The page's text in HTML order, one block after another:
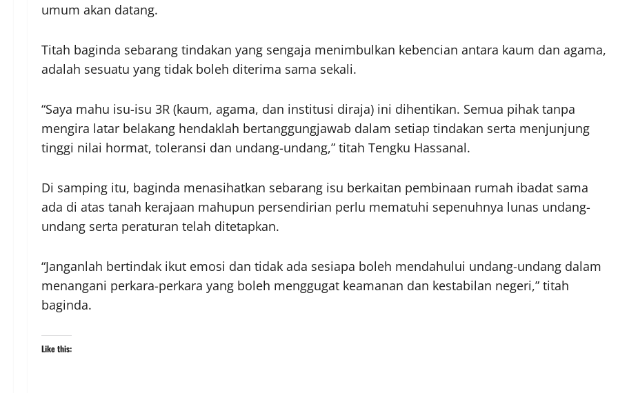
umum akan datang.
Titah baginda sebarang tindakan yang sengaja menimbulkan kebencian antara kaum dan agama,
adalah sesuatu yang tidak boleh diterima sama sekali.
“Saya mahu isu-isu 3R (kaum, agama, dan institusi diraja) ini dihentikan. Semua pihak tanpa
mengira latar belakang hendaklah bertanggungjawab dalam setiap tindakan serta menjunjung
tinggi nilai hormat, toleransi dan undang-undang,” titah Tengku Hassanal.
Di samping itu, baginda menasihatkan sebarang isu berkaitan pembinaan rumah ibadat sama
ada di atas tanah kerajaan mahupun persendirian perlu mematuhi sepenuhnya lunas undang-
undang serta peraturan telah ditetapkan.
“Janganlah bertindak ikut emosi dan tidak ada sesiapa boleh mendahului undang-undang dalam
menangani perkara-perkara yang boleh menggugat keamanan dan kestabilan negeri,” titah
baginda.
Like this: